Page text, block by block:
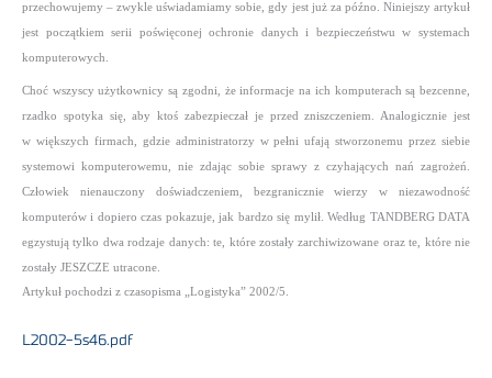
przechowujemy – zwykle uświadamiamy sobie, gdy jest już za późno. Niniejszy artykuł
jest początkiem serii poświęconej ochronie danych i bezpieczeństwu w systemach
komputerowych.
Choć wszyscy użytkownicy są zgodni, że informacje na ich komputerach są bezcenne,
rzadko spotyka się, aby ktoś zabezpieczał je przed zniszczeniem. Analogicznie jest
w większych firmach, gdzie administratorzy w pełni ufają stworzonemu przez siebie
systemowi komputerowemu, nie zdając sobie sprawy z czyhających nań zagrożeń.
Człowiek nienauczony doświadczeniem, bezgranicznie wierzy w niezawodność
komputerów i dopiero czas pokazuje, jak bardzo się mylił. Według TANDBERG DATA
egzystują tylko dwa rodzaje danych: te, które zostały zarchiwizowane oraz te, które nie
zostały JESZCZE utracone.
Artykuł pochodzi z czasopisma „Logistyka” 2002/5.
L2002-5s46.pdf